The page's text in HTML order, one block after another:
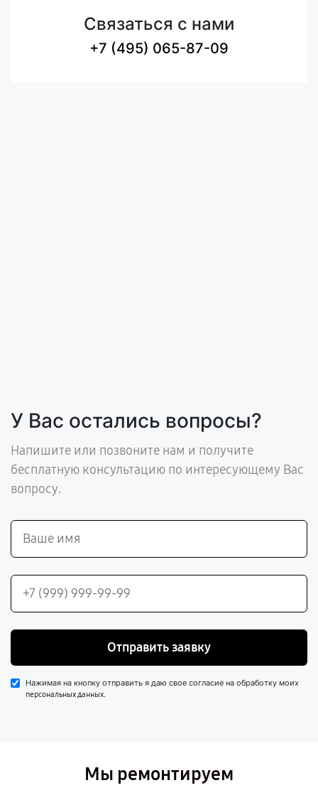
Связаться с нами
+7 (495) 065-87-09
У Вас остались вопросы?
Напишите или позвоните нам и получите
бесплатную консультацию по интересующему Вас
вопросу.
Отправить заявку
Нажимая на кнопку отправить я даю свое согласие на обработку моих
персональных данных.
Мы ремонтируем